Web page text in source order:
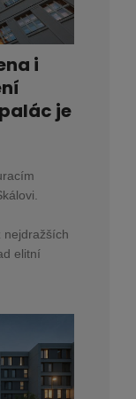
i
je
nejdražších
elitní